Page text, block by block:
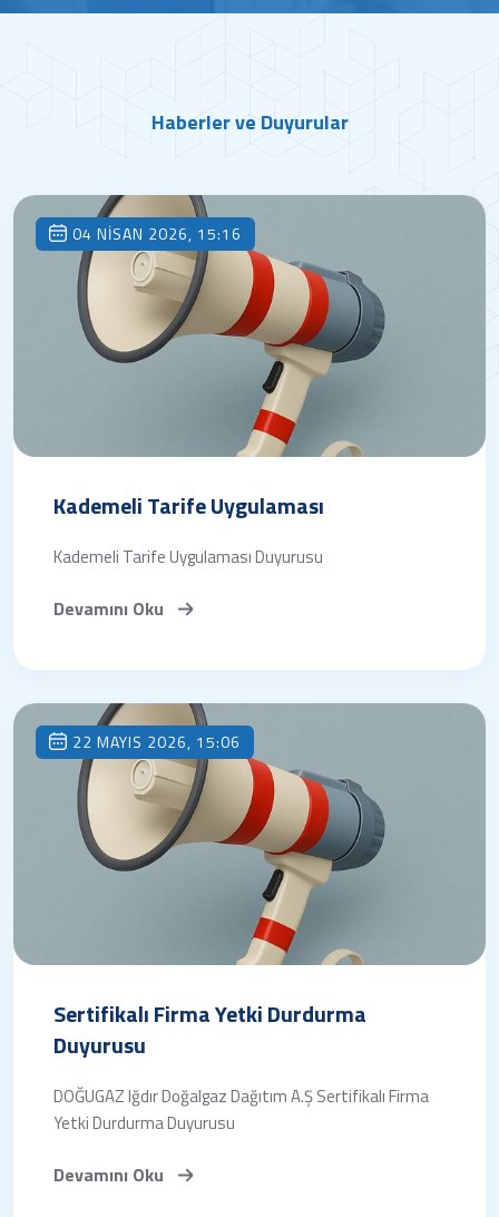
Haberler ve Duyurular
04 NISAN 2026, 15:16
Kademeli Tarife Uygulaması
Kademeli Tarife Uygulaması Duyurusu
Devamını Oku
22 MAYIS 2026, 15:06
Sertifikalı Firma Yetki Durdurma
Duyurusu
DOĞUGAZ Iğdır Doğalgaz Dağıtım A.Ş Sertifikalı Firma
Yetki Durdurma Duyurusu
Devamını Oku